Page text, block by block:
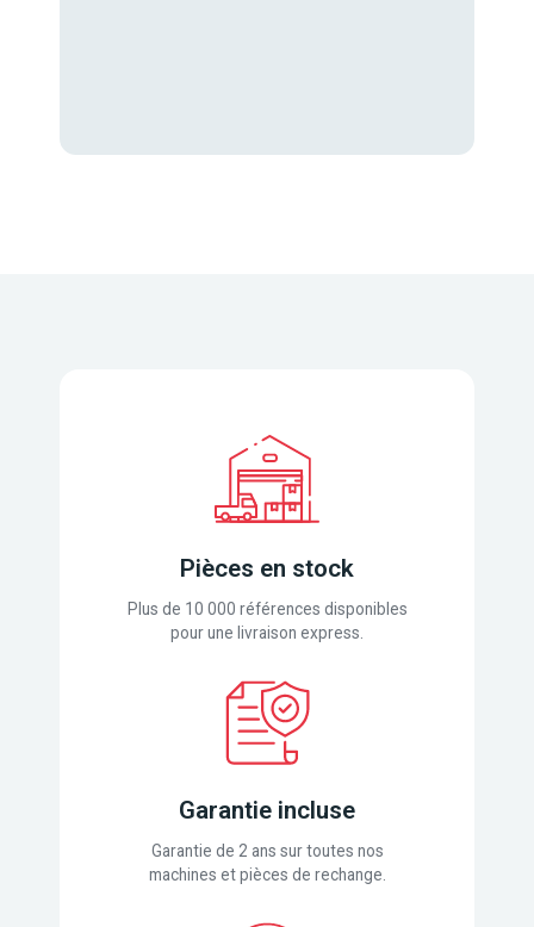
Pièces en stock
Plus de 10 000 références disponibles
pour une livraison express.
Garantie incluse
Garantie de 2 ans sur toutes nos
machines et pièces de rechange.